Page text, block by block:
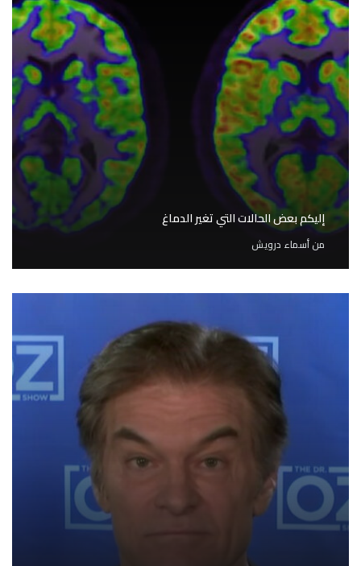
إليكم بعض الحالات التي تغير الدماغ
منأسماء درويش